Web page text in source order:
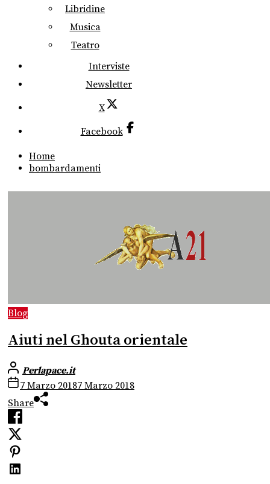
Libridine
Musica
Teatro
Interviste
Newsletter
X
Facebook
Home
bombardamenti
Blog
Aiuti nel Ghouta orientale
Perlapace.it
7 Marzo 20187 Marzo 2018
Share